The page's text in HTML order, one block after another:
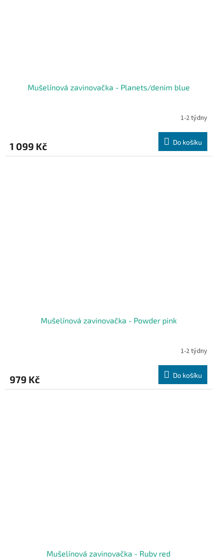
Mušelínová zavinovačka - Planets/denim blue
1-2 týdny
1 099 Kč Do košíku
Mušelínová zavinovačka - Powder pink
1-2 týdny
979 Kč Do košíku
Mušelínová zavinovačka - Ruby red